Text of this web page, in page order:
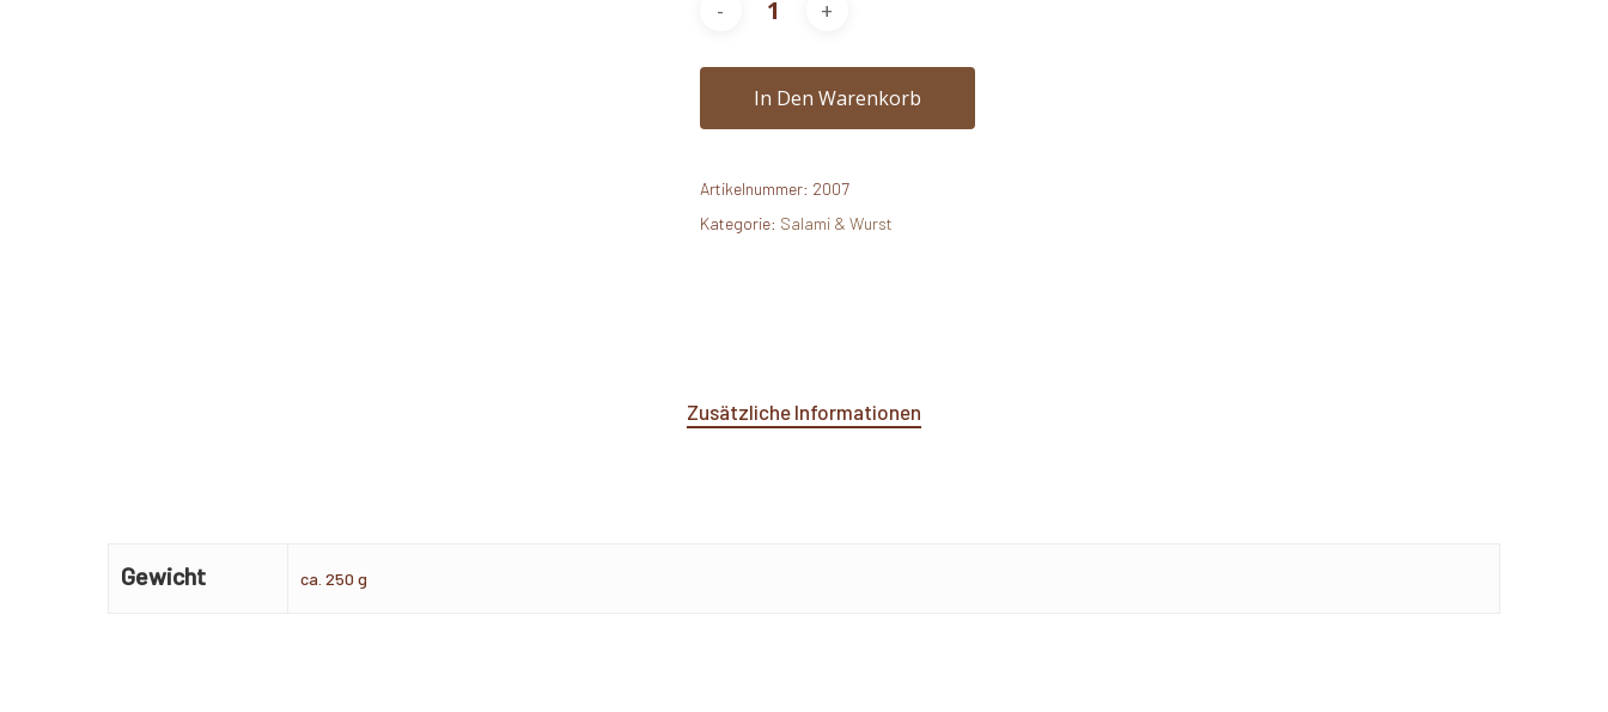
In Den Warenkorb
Artikelnummer: 2007
Kategorie: Salami & Wurst
Zusätzliche Informationen
Gewicht ca. 250 g